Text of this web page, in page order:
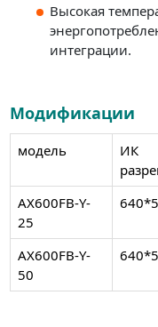
Высокая
интеграции.
Модификации
модель
ИК
AX600FB-Y-
25
AX600FB-Y-
50